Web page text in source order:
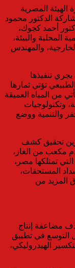
الهيئة المصرية
الدكتور محمود
أحمد كجوك،
المحلية والبيئة،
والمهندس
تنفيذها
تؤتي ثمارها
من المياه العميقة
وتكنولوجيات
والتنمية ووضع
تحقيق كشف
بنحو 2 تريليون قدم مكعب من الغاز،
تمتلكها مصر،
المستحقات،
المزيد من
مضاعفة إنتاج
عام 2030، من خلال التوسع في تطبيق
الهيدروليكي،